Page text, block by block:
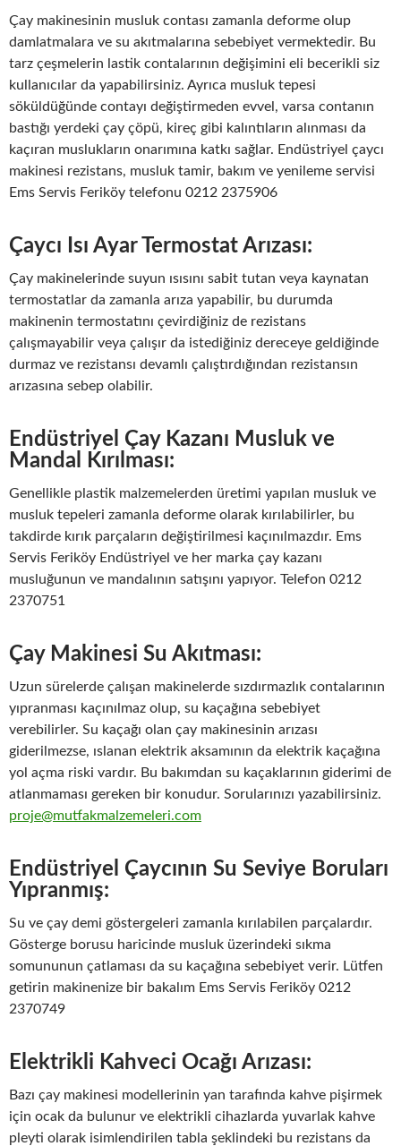
Çay makinesinin musluk contası zamanla deforme olup
damlatmalara ve su akıtmalarına sebebiyet vermektedir. Bu
tarz çeşmelerin lastik contalarının değişimini eli becerikli siz
kullanıcılar da yapabilirsiniz. Ayrıca musluk tepesi
söküldüğünde contayı değiştirmeden evvel, varsa contanın
bastığı yerdeki çay çöpü, kireç gibi kalıntıların alınması da
kaçıran muslukların onarımına katkı sağlar. Endüstriyel çaycı
makinesi rezistans, musluk tamir, bakım ve yenileme servisi
Ems Servis Feriköy telefonu 0212 2375906
Çaycı Isı Ayar Termostat Arızası:
Çay makinelerinde suyun ısısını sabit tutan veya kaynatan
termostatlar da zamanla arıza yapabilir, bu durumda
makinenin termostatını çevirdiğiniz de rezistans
çalışmayabilir veya çalışır da istediğiniz dereceye geldiğinde
durmaz ve rezistansı devamlı çalıştırdığından rezistansın
arızasına sebep olabilir.
Endüstriyel Çay Kazanı Musluk ve
Mandal Kırılması:
Genellikle plastik malzemelerden üretimi yapılan musluk ve
musluk tepeleri zamanla deforme olarak kırılabilirler, bu
takdirde kırık parçaların değiştirilmesi kaçınılmazdır. Ems
Servis Feriköy Endüstriyel ve her marka çay kazanı
musluğunun ve mandalının satışını yapıyor. Telefon 0212
2370751
Çay Makinesi Su Akıtması:
Uzun sürelerde çalışan makinelerde sızdırmazlık contalarının
yıpranması kaçınılmaz olup, su kaçağına sebebiyet
verebilirler. Su kaçağı olan çay makinesinin arızası
giderilmezse, ıslanan elektrik aksamının da elektrik kaçağına
yol açma riski vardır. Bu bakımdan su kaçaklarının giderimi de
atlanmaması gereken bir konudur. Sorularınızı yazabilirsiniz.
proje@mutfakmalzemeleri.com
Endüstriyel Çaycının Su Seviye Boruları
Yıpranmış:
Su ve çay demi göstergeleri zamanla kırılabilen parçalardır.
Gösterge borusu haricinde musluk üzerindeki sıkma
somununun çatlaması da su kaçağına sebebiyet verir. Lütfen
getirin makinenize bir bakalım Ems Servis Feriköy 0212
2370749
Elektrikli Kahveci Ocağı Arızası:
Bazı çay makinesi modellerinin yan tarafında kahve pişirmek
için ocak da bulunur ve elektrikli cihazlarda yuvarlak kahve
pleyti olarak isimlendirilen tabla şeklindeki bu rezistans da